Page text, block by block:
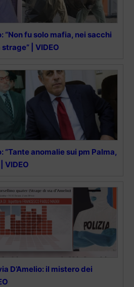
“Non fu solo mafia, nei sacchi
| VIDEO
“Tante anomalie sui pm Palma,
VIDEO
D’Amelio: il mistero dei